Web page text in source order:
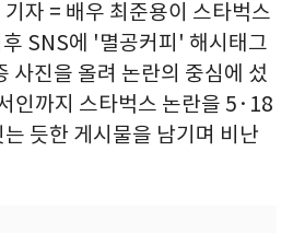
자 = 배우 최준용이 스타벅스
SNS에 '멸공커피' 해시태그
사진을 올려 논란의 중심에 섰
인까지 스타벅스 논란을 5·18
듯한 게시물을 남기며 비난